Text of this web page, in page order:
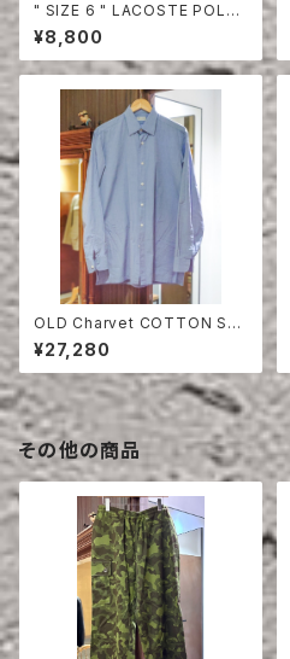
" SIZE 6 " LACOSTE POLO
SHIRT RED
¥8,800
OLD Charvet COTTON SHI
RT
¥27,280
その他の商品